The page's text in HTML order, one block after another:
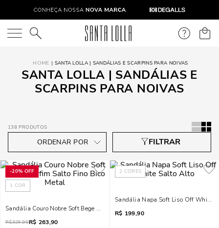
O que você está procurando?
SANTA LOLLA | SANDÁLIAS E SCARPINS PARA NOIVAS
SANTA LOLLA | SANDÁLIAS E
SCARPINS PARA NOIVAS
138 PRODUTOS
-20% OFF
1 COR
Sandália Couro Nobre Soft Bege Marfim Salto Fino Bico Metal
R$329,90R$ 263,90
2 CORES
Sandália Napa Soft Liso Off White
R$ 199,90